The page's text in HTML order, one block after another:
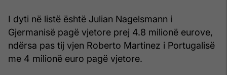
I dyti në listë është Julian Nagelsmann i
Gjermanisë pagë vjetore prej 4.8 milionë eurove,
ndërsa pas tij vjen Roberto Martinez i Portugalisë
me 4 milionë euro pagë vjetore.